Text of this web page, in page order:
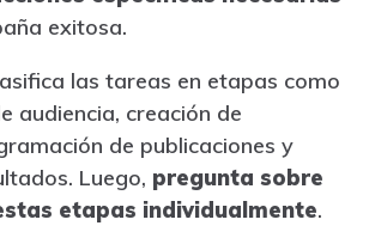
exitosa.
las tareas en etapas como
audiencia, creación de
de publicaciones y
Luego, pregunta sobre
etapas individualmente.